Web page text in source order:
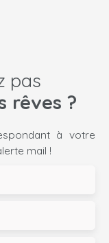
pas
rêves ?
à votre
mail !